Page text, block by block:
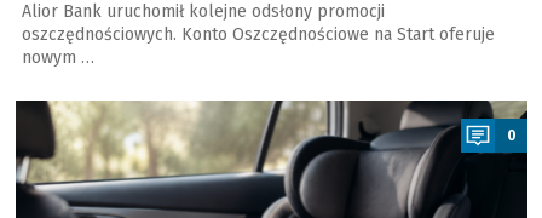
Alior Bank uruchomił kolejne odsłony promocji
oszczędnościowych. Konto Oszczędnościowe na Start oferuje
nowym …
a
0